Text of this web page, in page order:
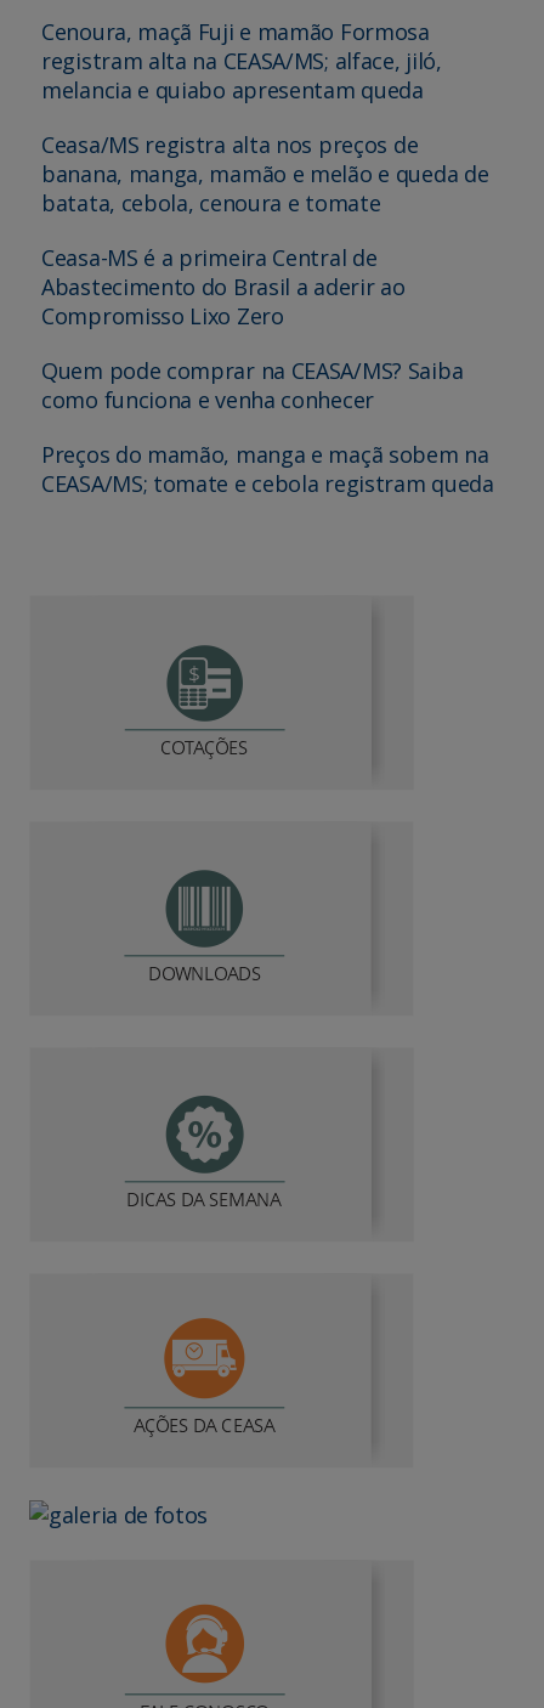
Cenoura, maçã Fuji e mamão Formosa
registram alta na CEASA/MS; alface, jiló,
melancia e quiabo apresentam queda
Ceasa/MS registra alta nos preços de
banana, manga, mamão e melão e queda de
batata, cebola, cenoura e tomate
Ceasa-MS é a primeira Central de
Abastecimento do Brasil a aderir ao
Compromisso Lixo Zero
Quem pode comprar na CEASA/MS? Saiba
como funciona e venha conhecer
Preços do mamão, manga e maçã sobem na
CEASA/MS; tomate e cebola registram queda